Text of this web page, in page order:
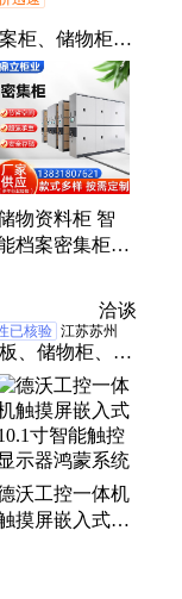
柜、储物柜、
物资料柜 智
档案密集柜
洽谈
已核验 江苏苏州
、储物柜、扫
助取药机、扫
、门诊隔离病
视觉识别智慧
溯码扫描仪、
一体机、留样
沃工控一体机
摸屏嵌入式